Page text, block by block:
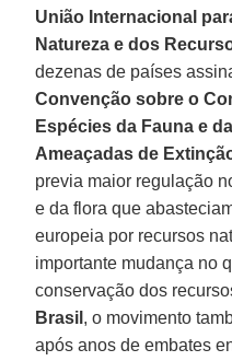
União Internacional
Natureza e dos
dezenas de países
Convenção sobre o
Espécies da Fauna e
Ameaçadas de
previa maior regulação
e da flora que
europeia por recursos
importante mudança no
conservação dos
Brasil , o movimento
após anos de embates